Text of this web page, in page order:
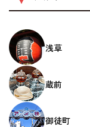
浅草
蔵前
御徒町